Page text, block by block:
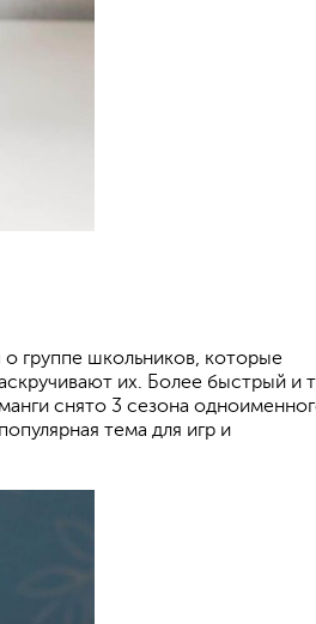
о группе школьников, которые
их. Более быстрый и
снято 3 сезона
тема для игр и